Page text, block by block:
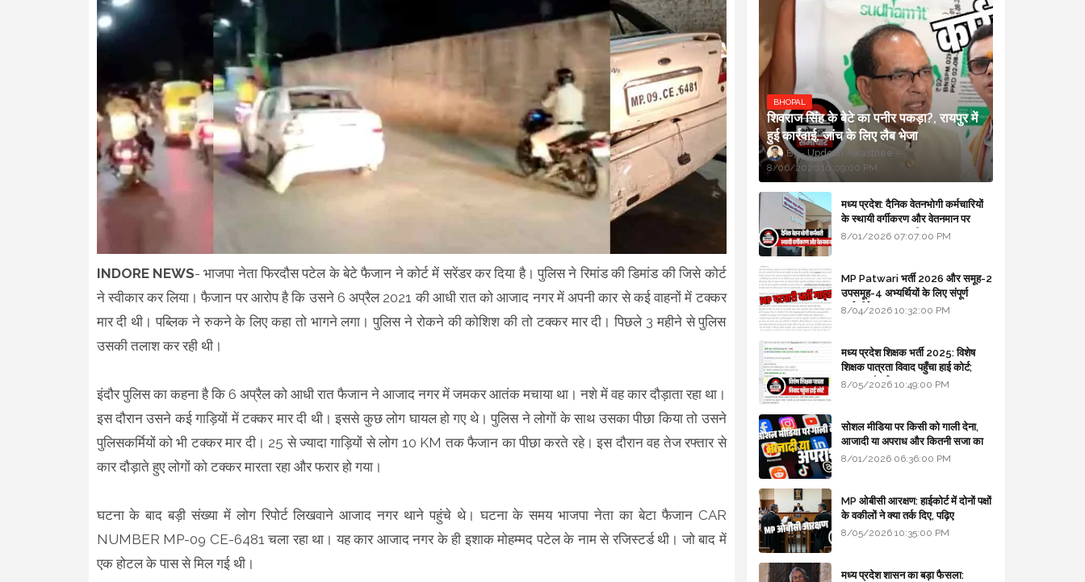
INDORE NEWS- भाजपा नेता फिरदौस पटेल के बेटे फैजान ने कोर्ट में सरेंडर कर दिया है। पुलिस ने रिमांड की डिमांड की जिसे कोर्ट
ने स्वीकार कर लिया। फैजान पर आरोप है कि उसने 6 अप्रैल 2021 की आधी रात को आजाद नगर में अपनी कार से कई वाहनों में टक्कर
मार दी थी। पब्लिक ने रुकने के लिए कहा तो भागने लगा। पुलिस ने रोकने की कोशिश की तो टक्कर मार दी। पिछले 3 महीने से पुलिस
उसकी तलाश कर रही थी।
इंदौर पुलिस का कहना है कि 6 अप्रैल को आधी रात फैजान ने आजाद नगर में जमकर आतंक मचाया था। नशे में वह कार दौड़ाता रहा था।
इस दौरान उसने कई गाड़ियों में टक्कर मार दी थी। इससे कुछ लोग घायल हो गए थे। पुलिस ने लोगों के साथ उसका पीछा किया तो उसने
पुलिसकर्मियों को भी टक्कर मार दी। 25 से ज्यादा गाड़ियों से लोग 10 KM तक फैजान का पीछा करते रहे। इस दौरान वह तेज रफ्तार से
कार दौड़ाते हुए लोगों को टक्कर मारता रहा और फरार हो गया।
घटना के बाद बड़ी संख्या में लोग रिपोर्ट लिखवाने आजाद नगर थाने पहुंचे थे। घटना के समय भाजपा नेता का बेटा फैजान CAR
NUMBER MP-09 CE-6481 चला रहा था। यह कार आजाद नगर के ही इशाक मोहम्मद पटेल के नाम से रजिस्टर्ड थी। जो बाद में
एक होटल के पास से मिल गई थी।
BHOPAL
शिवराज सिंह के बेटे का पनीर पकड़ा?, रायपुर में
हुई कार्रवाई, जांच के लिए लैब भेजा
Updesh Awasthee
8/06/2026 10:09:00 PM
मध्य प्रदेश: दैनिक वेतनभोगी कर्मचारियों
के स्थायी वर्गीकरण और वेतनमान पर
सरकार का बड़ा स्पष्टीकरण
8/01/2026 07:07:00 PM
MP Patwari भर्ती 2026 और समूह-2
उपसमूह-4 अभ्यर्थियों के लिए संपूर्ण
मार्गदर्शिका
8/04/2026 10:32:00 PM
मध्य प्रदेश शिक्षक भर्ती 2025: विशेष
शिक्षक पात्रता विवाद पहुँचा हाई कोर्ट;
सरकार से माँगा जवाब
8/05/2026 10:49:00 PM
सोशल मीडिया पर किसी को गाली देना,
आजादी या अपराध और कितनी सजा का
प्रावधान - free legal advice
8/01/2026 06:36:00 PM
MP ओबीसी आरक्षण: हाईकोर्ट में दोनों पक्षों
के वकीलों ने क्या तर्क दिए, पढ़िए
8/05/2026 10:35:00 PM
मध्य प्रदेश शासन का बड़ा फैसला: